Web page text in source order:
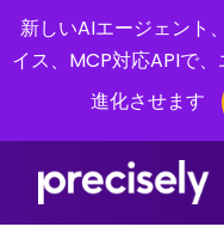
新しいAIエージェント
イス、MCP対応APIで
進化させます